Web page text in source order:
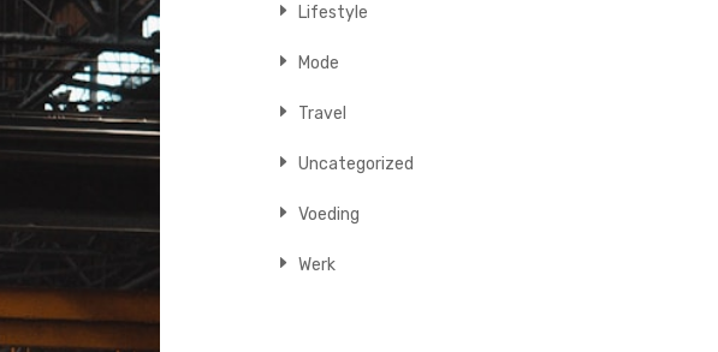
Lifestyle
Mode
Travel
Uncategorized
Voeding
Werk